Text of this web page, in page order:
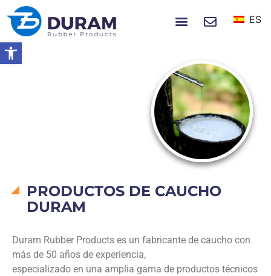
Abrir barra de herramientas
ES
PRODUCTOS DE
PRODUCTOS DE CAUCHO
DURAM
Duram Rubber Products es un fabricante de caucho con
más de 50 años de experiencia,
especializado en una amplia gama de productos técnicos